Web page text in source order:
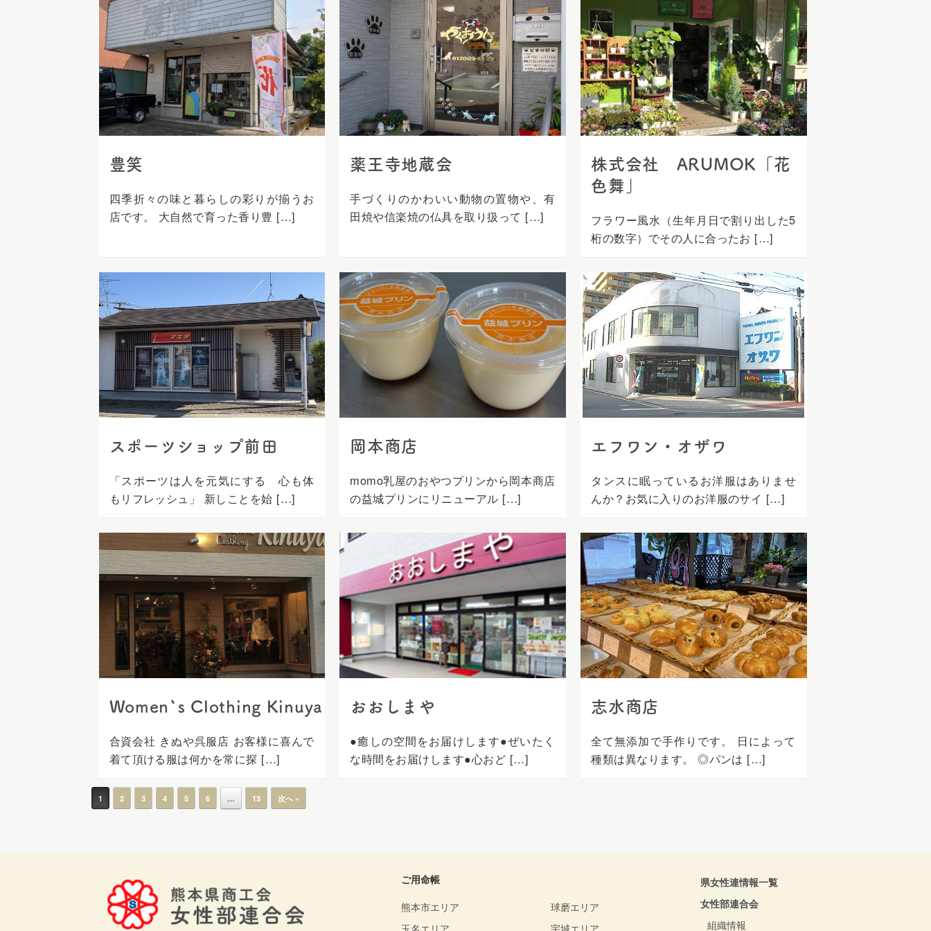
ス
豊笑
四季折々の味と暮らしの彩りが揃うお
店です。 大自然で育った香り豊 […]
薬王寺地蔵会
手づくりのかわいい動物の置物や、有
田焼や信楽焼の仏具を取り扱って […]
株式会社 ARUMOK「花
色舞」
フラワー風水（生年月日で割り出した5
桁の数字）でその人に合ったお […]
スポーツショップ前田
「スポーツは人を元気にする 心も体
もリフレッシュ」 新しことを始 […]
岡本商店
momo乳屋のおやつプリンから岡本商店
の益城プリンにリニューアル […]
エフワン・オザワ
タンスに眠っているお洋服はありませ
んか？お気に入りのお洋服のサイ […]
Women`s Clothing Kinuya
合資会社 きぬや呉服店 お客様に喜んで
着て頂ける服は何かを常に探 […]
おおしまや
●癒しの空間をお届けします●ぜいたく
な時間をお届けします●心おど […]
志水商店
全て無添加で手作りです。 日によって
種類は異なります。 ◎パンは […]
投稿ナビゲーション
1 2 3 4 5 6 … 13 次へ »
ご用命帳
熊本市エリア
球磨エリア
県女性連情報一覧
女性部連合会
組織情報